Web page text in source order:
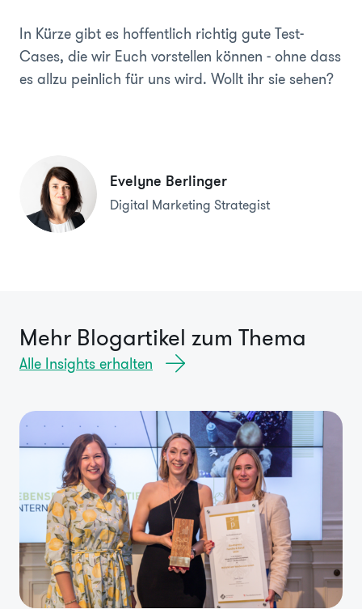
In Kürze gibt es hoffentlich richtig gute Test-
Cases, die wir Euch vorstellen können - ohne dass
es allzu peinlich für uns wird. Wollt ihr sie sehen?
Evelyne Berlinger
Digital Marketing Strategist
Mehr Blogartikel zum Thema
Alle Insights erhalten